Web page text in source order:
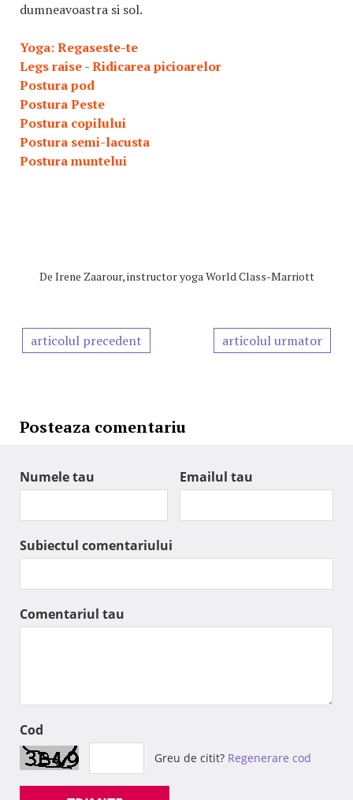
dumneavoastra si sol.
Yoga: Regaseste-te
Legs raise - Ridicarea picioarelor
Postura pod
Postura Peste
Postura copilului
Postura semi-lacusta
Postura muntelui
De Irene Zaarour, instructor yoga World Class-Marriott
articolul precedent articolul urmator
Posteaza comentariu
Numele tau Emailul tau
Subiectul comentariului
Comentariul tau
Cod
Greu de citit? Regenerare cod